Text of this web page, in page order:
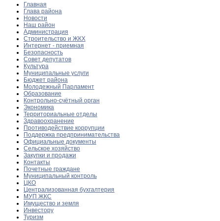
Главная
Глава района
Новости
Наш район
Администрация
Строительство и ЖКХ
Интернет - приемная
Безопасность
Совет депутатов
Культура
Муниципальные услуги
Бюджет района
Молодежный Парламент
Образование
Контрольно-счётный орган
Экономика
Территориальные отделы
Здравоохранение
Противодействие коррупции
Поддержка предпринимательства
Официальные документы
Сельское хозяйство
Закупки и продажи
Контакты
Почетные граждане
Муниципальный контроль
ЦКО
Централизованная бухгалтерия
МУП ЖКС
Имущество и земля
Инвестору
Туризм